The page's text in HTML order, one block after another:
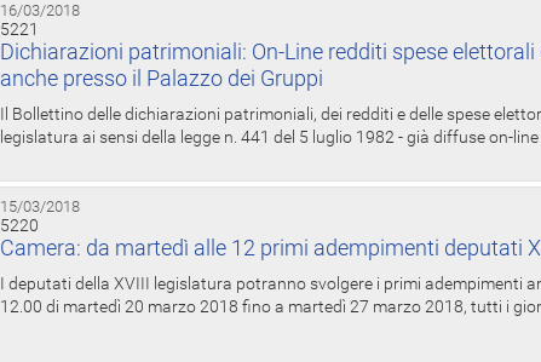
16/03/2018
5221
Dichiarazioni patrimoniali: On-Line redditi spese
anche presso il Palazzo dei Gruppi
Il Bollettino delle dichiarazioni patrimoniali, dei redditi e delle spese
legislatura ai sensi della legge n. 441 del 5 luglio 1982 - già diffuse on-
15/03/2018
5220
Camera: da martedì alle 12 primi adempimenti deputati
I deputati della XVIII legislatura potranno svolgere i primi adempimenti
12.00 di martedì 20 marzo 2018 fino a martedì 27 marzo 2018, tutti i